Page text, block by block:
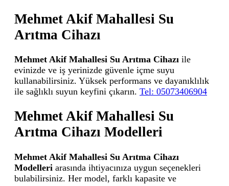
Mehmet Akif Mahallesi Su
Arıtma Cihazı
Mehmet Akif Mahallesi Su Arıtma Cihazı ile
evinizde ve iş yerinizde güvenle içme suyu
kullanabilirsiniz. Yüksek performans ve dayanıklılık
ile sağlıklı suyun keyfini çıkarın. Tel: 05073406904
Mehmet Akif Mahallesi Su
Arıtma Cihazı Modelleri
Mehmet Akif Mahallesi Su Arıtma Cihazı
Modelleri arasında ihtiyacınıza uygun seçenekleri
bulabilirsiniz. Her model, farklı kapasite ve